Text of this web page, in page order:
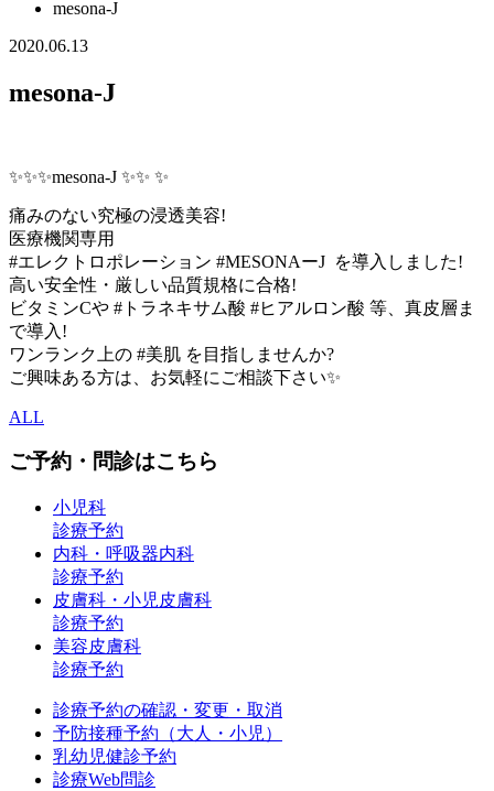
mesona-J
2020.06.13
mesona-J
✨✨✨mesona-J ✨✨ ✨
痛みのない究極の浸透美容!
医療機関専用
#エレクトロポレーション #MESONAーJ を導入しました!
高い安全性・厳しい品質規格に合格!
ビタミンCや #トラネキサム酸 #ヒアルロン酸 等、真皮層ま
で導入!
ワンランク上の #美肌 を目指しませんか?
ご興味ある方は、お気軽にご相談下さい✨
ALL
ご予約・問診はこちら
小児科
診療予約
内科・呼吸器内科
診療予約
皮膚科・小児皮膚科
診療予約
美容皮膚科
診療予約
診療予約の確認・変更・取消
予防接種予約（大人・小児）
乳幼児健診予約
診療Web問診